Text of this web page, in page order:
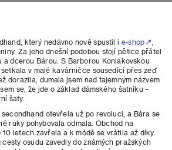
který nedávno nově spustil ie-shop
Za jeho dnešní podobou stojí pětice přátel
a dcerou Bárou. S Barborou Koniakovskou
v malé kavárničce sousedící přes zeď
dorazila, dumala jsem nad tajemným názvem
se, že jde o základ dámského šatníku –
šaty.
otevřela už po revoluci, a Bára se
ruky pohybovala odmala. Obchod na
letech zavřela a k módě se vrátila až díky
osudu zavedly do známých pražských